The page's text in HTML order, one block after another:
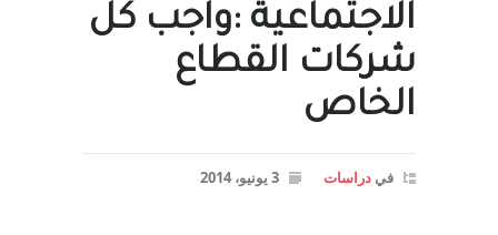
الاجتماعية :واجب كل
شركات القطاع
الخاص
في دراسات 3 يونيو، 2014